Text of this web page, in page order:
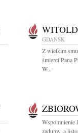
GDAŃSK
Z wielkim
śmierci Pana
W...
Wspomnienie
zadumy, a